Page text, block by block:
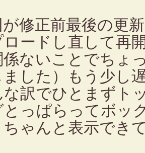
修正前最後の更
ロードし直して再
係ないことでちょ
ました）もう少し
な訳でひとまずト
とっぱらってボッ
ちゃんと表示でき